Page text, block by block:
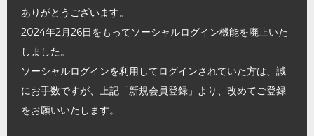
ありがとうございます。
2024年2月26日をもってソーシャルログイン機能を廃止いた
しました。
ソーシャルログインを利用してログインされていた方は、誠
にお手数ですが、上記「新規会員登録」より、改めてご登録
をお願いいたします。